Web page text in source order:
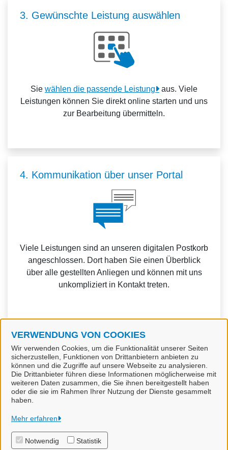
VERWENDUNG VON COOKIES
Wir verwenden Cookies, um die Funktionalität unserer Seiten
sicherzustellen, Funktionen von Drittanbietern anbieten zu
können und die Zugriffe auf unsere Webseite zu analysieren.
Die Drittanbieter führen diese Informationen möglicherweise mit
weiteren Daten zusammen, die Sie ihnen bereitgestellt haben
oder die sie im Rahmen Ihrer Nutzung der Dienste gesammelt
haben.
Mehr erfahren
Notwendig Statistik
3. Gewünschte Leistung auswählen
Sie wählen die passende Leistung
aus. Viele
Leistungen können Sie direkt online starten und uns
zur Bearbeitung übermitteln.
4. Kommunikation über unser Portal
Viele Leistungen sind an unseren digitalen Postkorb
angeschlossen. Dort haben Sie einen Überblick
über alle gestellten Anliegen und können mit uns
unkompliziert in Kontakt treten.
Weitere Informationen zur BundID finden Sie auf der
FAQ-Seite des Bundes.
Samtgemeinde Bevensen-Ebstorf
Alle Rechte vorbehalten